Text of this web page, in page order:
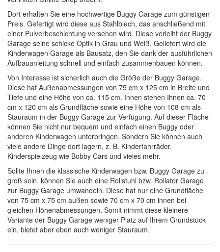
Dort erhalten Sie eine hochwertige Buggy Garage zum günstigen
Preis. Gefertigt wird diese aus Stahlblech, das anschließend mit
einer Pulverbeschichtung versehen wird. Diese verleiht der Buggy
Garage seine schicke Optik in Grau und Weiß. Geliefert wird die
Kinderwagen Garage als Bausatz, den Sie dank der ausführlichen
Aufbauanleitung schnell und einfach zusammenbauen können.
Von Interesse ist sicherlich auch die Größe der Buggy Garage.
Diese hat Außenabmessungen von 75 cm x 125 cm in Breite und
Tiefe und eine Höhe von ca. 115 cm. Innen stehen Ihnen ca. 70
cm x 120 cm als Grundfläche sowie eine Höhe von 108 cm als
Stauraum in der Buggy Garage zur Verfügung. Auf dieser Fläche
können Sie nicht nur bequem und einfach einen Buggy oder
anderen Kinderwagen unterbringen. Sondern Sie können auch
viele andere Dinge dort lagern, z. B. Kinderfahrräder,
Kinderspielzeug wie Bobby Cars und vieles mehr.
Sollte Ihnen die klassische Kinderwagen bzw. Buggy Garage zu
groß sein, können Sie auch eine Rollstuhl bzw. Rollator Garage
zur Buggy Garage umwandeln. Diese hat nur eine Grundfläche
von 75 cm x 75 cm außen sowie 70 cm x 70 cm innen bei
gleichen Höhenabmessungen. Somit nimmt diese kleinere
Variante der Buggy Garage weniger Platz auf Ihrem Grundstück
ein, bietet aber eben auch weniger Stauraum.